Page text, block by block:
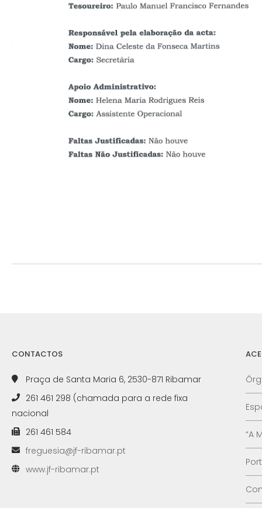
CONTACTOS
Praça de Santa Maria 6, 2530-871 Ribamar
261 461 298 (chamada para a rede fixa
nacional
261 461 584
freguesia@jf-ribamar.pt
www.jf-ribamar.pt
“A